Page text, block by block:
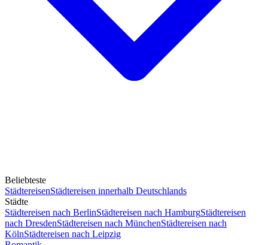
Beliebteste
StädtereisenStädtereisen innerhalb Deutschlands
Städte
Städtereisen nach BerlinStädtereisen nach HamburgStädtereisen
nach DresdenStädtereisen nach MünchenStädtereisen nach
KölnStädtereisen nach Leipzig